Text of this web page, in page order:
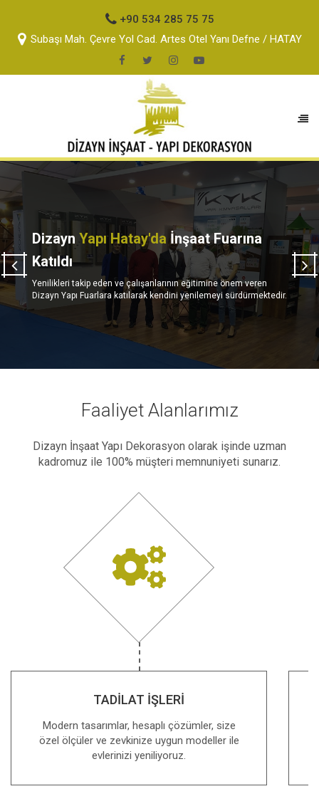
+90 534 285 75 75
Subaşı Mah. Çevre Yol Cad. Artes Otel Yanı Defne / HATAY
Dizayn Yapı Hatay'da İnşaat Fuarına
Katıldı
Yenilikleri takip eden ve çalışanlarının eğitimine önem veren
Dizayn Yapı Fuarlara katılarak kendini yenilemeyi sürdürmektedir.
Faaliyet Alanlarımız
Dizayn İnşaat Yapı Dekorasyon olarak işinde uzman
kadromuz ile 100% müşteri memnuniyeti sunarız.
TADİLAT İŞLERİ
Modern tasarımlar, hesaplı çözümler, size
özel ölçüler ve zevkinize uygun modeller ile
evlerinizi yeniliyoruz.